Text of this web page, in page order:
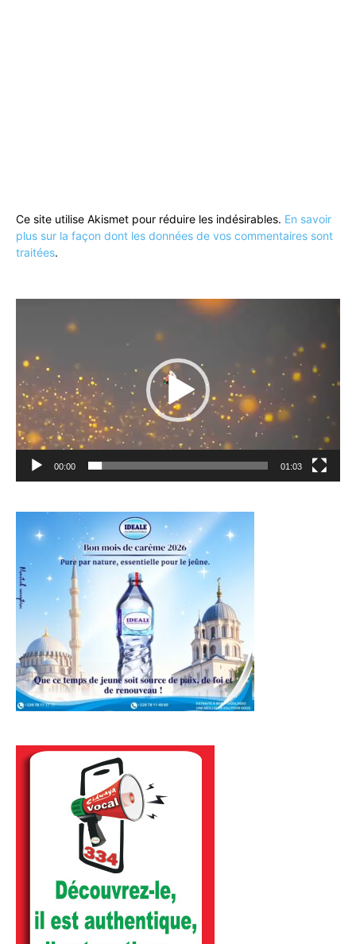
Ce site utilise Akismet pour réduire les indésirables. En savoir
plus sur la façon dont les données de vos commentaires sont
traitées.
00:00 01:03